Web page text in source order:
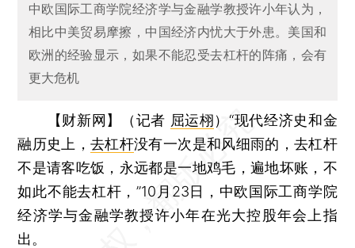
中欧国际工商学院经济学与金融学教授许小年认为，
相比中美贸易摩擦，中国经济内忧大于外患。美国和
欧洲的经验显示，如果不能忍受去杠杆的阵痛，会有
更大危机
【财新网】（记者 屈运栩）“现代经济史和金
融历史上，去杠杆没有一次是和风细雨的，去杠杆
不是请客吃饭，永远都是一地鸡毛，遍地坏账，不
如此不能去杠杆，”10月23日，中欧国际工商学院
经济学与金融学教授许小年在光大控股年会上指
出。